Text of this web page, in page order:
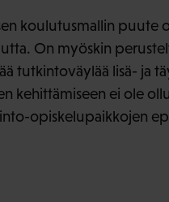
koulutusmallin puute
On myöskin
tutkintoväylää lisä- ja
kehittämiseen ei ole
opiskelupaikkojen